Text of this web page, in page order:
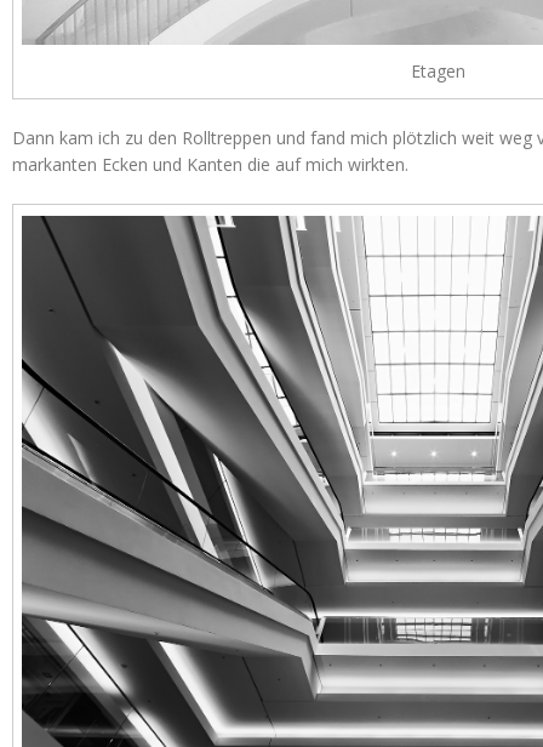
Etagen
Dann kam ich zu den Rolltreppen und fand mich plötzlich weit weg
markanten Ecken und Kanten die auf mich wirkten.